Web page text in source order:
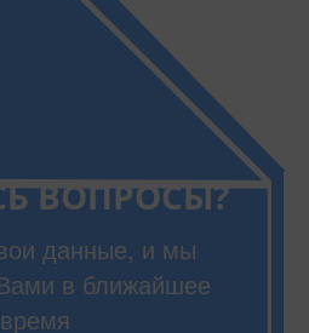
ВОПРОСЫ?
данные, и мы
в ближайшее
время